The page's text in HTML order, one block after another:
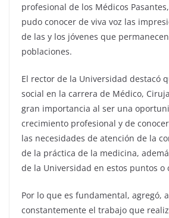
profesional de los Médicos
pudo conocer de viva voz las
de las y los jóvenes que
poblaciones.
El rector de la Universidad destacó
social en la carrera de Médico,
gran importancia al ser una
crecimiento profesional y de
las necesidades de atención de la
de la práctica de la medicina,
de la Universidad en estos puntos o
Por lo que es fundamental, agregó,
constantemente el trabajo que